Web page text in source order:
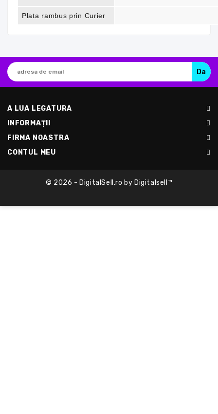
Plata rambus prin Curier
A LUA LEGATURA
INFORMAȚII
FIRMA NOASTRA
CONTUL MEU
© 2026 - DigitalSell.ro by Digitalsell™